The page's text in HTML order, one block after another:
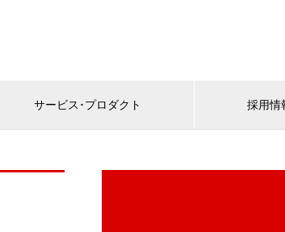
サービス･プロダクト 採用情